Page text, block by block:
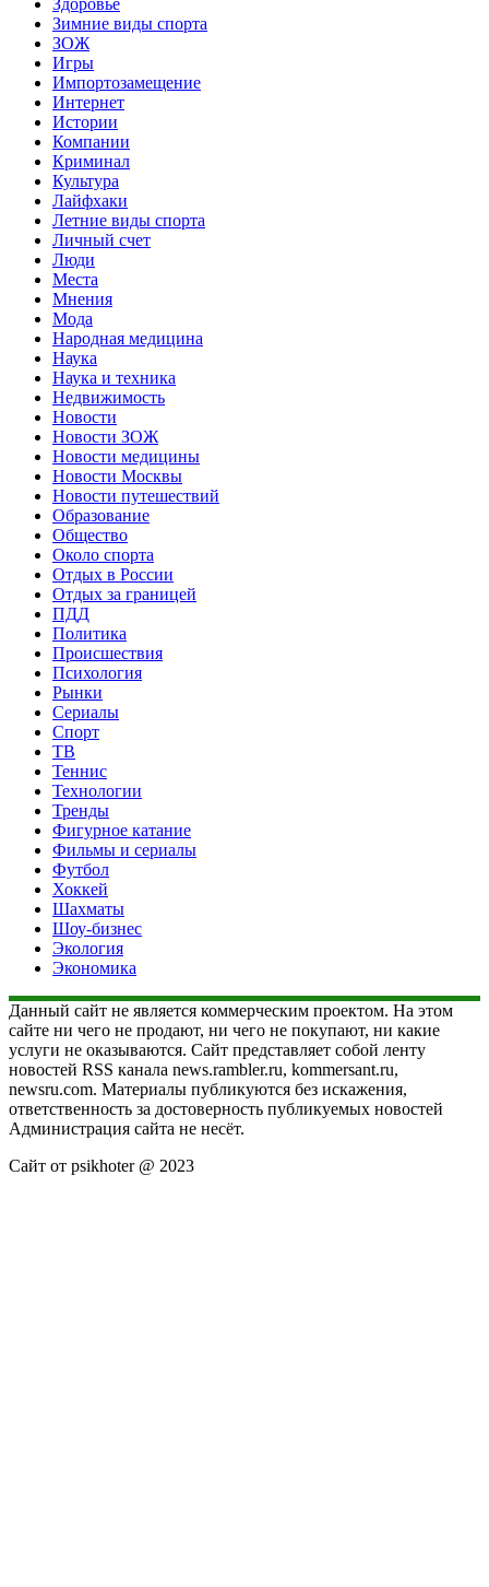
Здоровье
Зимние виды спорта
ЗОЖ
Игры
Импортозамещение
Интернет
Истории
Компании
Криминал
Культура
Лайфхаки
Летние виды спорта
Личный счет
Люди
Места
Мнения
Мода
Народная медицина
Наука
Наука и техника
Недвижимость
Новости
Новости ЗОЖ
Новости медицины
Новости Москвы
Новости путешествий
Образование
Общество
Около спорта
Отдых в России
Отдых за границей
ПДД
Политика
Происшествия
Психология
Рынки
Сериалы
Спорт
ТВ
Теннис
Технологии
Тренды
Фигурное катание
Фильмы и сериалы
Футбол
Хоккей
Шахматы
Шоу-бизнес
Экология
Экономика
Данный сайт не является коммерческим проектом. На этом
сайте ни чего не продают, ни чего не покупают, ни какие
услуги не оказываются. Сайт представляет собой ленту
новостей RSS канала news.rambler.ru, kommersant.ru,
newsru.com. Материалы публикуются без искажения,
ответственность за достоверность публикуемых новостей
Администрация сайта не несёт.
Сайт от psikhoter @ 2023